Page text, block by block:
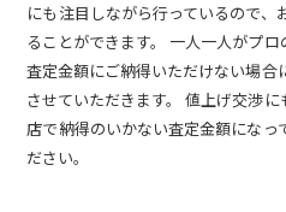
にも注目しながら行っているので
ることができます。 一人一人がプロ
査定金額にご納得いただけない場
させていただきます。 値上げ交渉
店で納得のいかない査定金額になっ
ださい。